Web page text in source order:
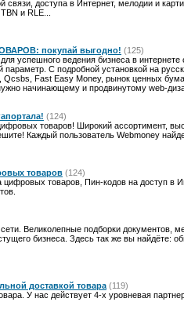
доступа в Интернет, мелодии и
и RLE...
покупай выгодно! (125)
успешного ведения бизнеса в
С подробной установкой на
Qcsbs, Fast Easy Money, рынок ценных
начинающему и продвинутому web-
(124)
товаров! Широкий ассортимент,
Каждый пользователь Webmoney
товаров (124)
цифровых товаров, Пин-кодов на доступ в
Великолепные подборки документов,
бизнеса. Здесь так же вы найдёте:
доставкой товара (119)
У нас действует 4-х уровневая